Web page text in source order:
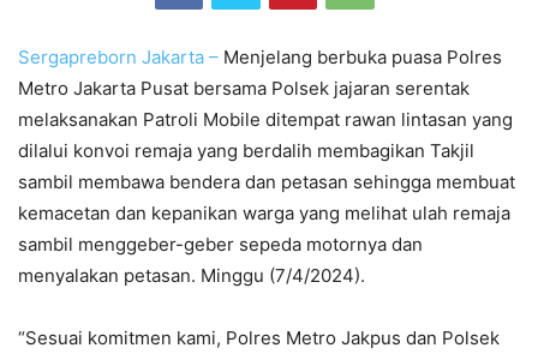
Sergapreborn Jakarta – Menjelang berbuka puasa Polres
Metro Jakarta Pusat bersama Polsek jajaran serentak
melaksanakan Patroli Mobile ditempat rawan lintasan yang
dilalui konvoi remaja yang berdalih membagikan Takjil
sambil membawa bendera dan petasan sehingga membuat
kemacetan dan kepanikan warga yang melihat ulah remaja
sambil menggeber-geber sepeda motornya dan
menyalakan petasan. Minggu (7/4/2024).
“Sesuai komitmen kami, Polres Metro Jakpus dan Polsek